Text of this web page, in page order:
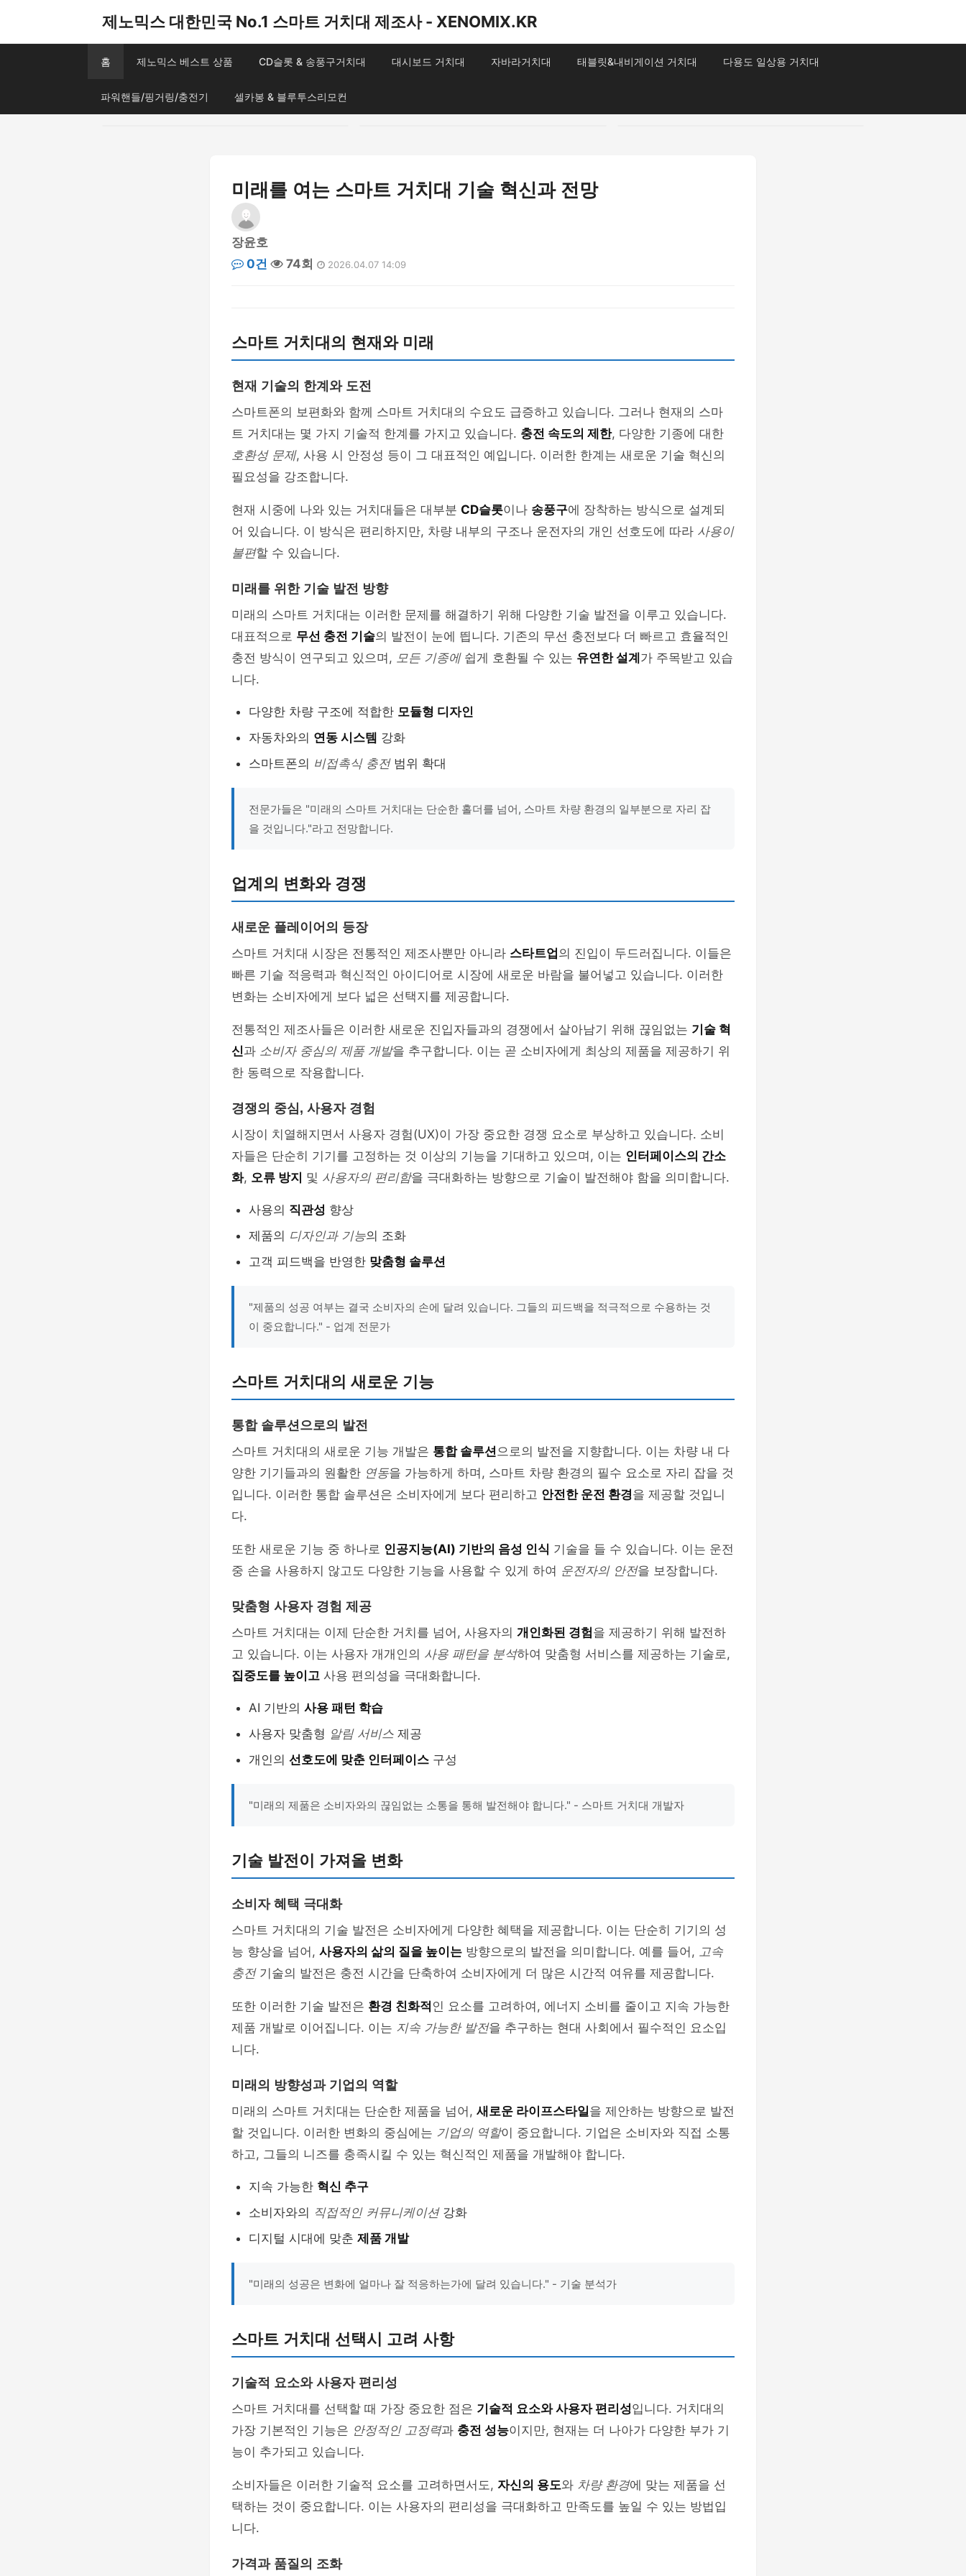
제노믹스 대한민국 No.1 스마트 거치대 제조사 - XENOMIX.KR
홈 제노믹스 베스트 상품 CD슬롯 & 송풍구거치대 대시보드 거치대 자바라거치대 태블릿&내비게이션 거치대 다용도 일상용 거치대
파워핸들/핑거링/충전기 셀카봉 & 블루투스리모컨
미래를 여는 스마트 거치대 기술 혁신과 전망
장윤호
0건
74회 2026.04.07 14:09
스마트 거치대의 현재와 미래
현재 기술의 한계와 도전
스마트폰의 보편화와 함께 스마트 거치대의 수요도 급증하고 있습니다. 그러나 현재의 스마
트 거치대는 몇 가지 기술적 한계를 가지고 있습니다. 충전 속도의 제한, 다양한 기종에 대한
호환성 문제, 사용 시 안정성 등이 그 대표적인 예입니다. 이러한 한계는 새로운 기술 혁신의
필요성을 강조합니다.
현재 시중에 나와 있는 거치대들은 대부분 CD슬롯이나 송풍구에 장착하는 방식으로 설계되
어 있습니다. 이 방식은 편리하지만, 차량 내부의 구조나 운전자의 개인 선호도에 따라 사용이
불편할 수 있습니다.
미래를 위한 기술 발전 방향
미래의 스마트 거치대는 이러한 문제를 해결하기 위해 다양한 기술 발전을 이루고 있습니다.
대표적으로 무선 충전 기술의 발전이 눈에 띕니다. 기존의 무선 충전보다 더 빠르고 효율적인
충전 방식이 연구되고 있으며, 모든 기종에쉽게 호환될 수 있는 유연한 설계 가 주목받고 있습
니다.
다양한 차량 구조에 적합한 모듈형 디자인
자동차와의 연동 시스템 강화
스마트폰의 비접촉식 충전범위 확대
전문가들은 "미래의 스마트 거치대는 단순한 홀더를 넘어, 스마트 차량 환경의 일부분으로 자리 잡
을 것입니다."라고 전망합니다.
업계의 변화와 경쟁
새로운 플레이어의 등장
스마트 거치대 시장은 전통적인 제조사뿐만 아니라 스타트업 의 진입이 두드러집니다. 이들은
빠른 기술 적응력과 혁신적인 아이디어로 시장에 새로운 바람을 불어넣고 있습니다. 이러한
변화는 소비자에게 보다 넓은 선택지를 제공합니다.
전통적인 제조사들은 이러한 새로운 진입자들과의 경쟁에서 살아남기 위해 끊임없는 기술 혁
신과 소비자 중심의 제품 개발을 추구합니다. 이는 곧 소비자에게 최상의 제품을 제공하기 위
한 동력으로 작용합니다.
경쟁의 중심, 사용자 경험
시장이 치열해지면서 사용자 경험(UX)이 가장 중요한 경쟁 요소로 부상하고 있습니다. 소비
자들은 단순히 기기를 고정하는 것 이상의 기능을 기대하고 있으며, 이는 인터페이스의 간소
화, 오류 방지 및 사용자의 편리함을 극대화하는 방향으로 기술이 발전해야 함을 의미합니다.
사용의 직관성 향상
제품의 디자인과 기능의 조화
고객 피드백을 반영한 맞춤형 솔루션
"제품의 성공 여부는 결국 소비자의 손에 달려 있습니다. 그들의 피드백을 적극적으로 수용하는 것
이 중요합니다." - 업계 전문가
스마트 거치대의 새로운 기능
통합 솔루션으로의 발전
스마트 거치대의 새로운 기능 개발은 통합 솔루션으로의 발전을 지향합니다. 이는 차량 내 다
양한 기기들과의 원활한 연동을 가능하게 하며, 스마트 차량 환경의 필수 요소로 자리 잡을 것
입니다. 이러한 통합 솔루션은 소비자에게 보다 편리하고 안전한 운전 환경을 제공할 것입니
다.
또한 새로운 기능 중 하나로 인공지능(AI) 기반의 음성 인식 기술을 들 수 있습니다. 이는 운전
중 손을 사용하지 않고도 다양한 기능을 사용할 수 있게 하여 운전자의 안전을 보장합니다.
맞춤형 사용자 경험 제공
스마트 거치대는 이제 단순한 거치를 넘어, 사용자의 개인화된 경험을 제공하기 위해 발전하
고 있습니다. 이는 사용자 개개인의 사용 패턴을 분석하여 맞춤형 서비스를 제공하는 기술로,
집중도를 높이고 사용 편의성을 극대화합니다.
AI 기반의 사용 패턴 학습
사용자 맞춤형 알림 서비스 제공
개인의 선호도에 맞춘 인터페이스 구성
"미래의 제품은 소비자와의 끊임없는 소통을 통해 발전해야 합니다." - 스마트 거치대 개발자
기술 발전이 가져올 변화
소비자 혜택 극대화
스마트 거치대의 기술 발전은 소비자에게 다양한 혜택을 제공합니다. 이는 단순히 기기의 성
능 향상을 넘어, 사용자의 삶의 질을 높이는 방향으로의 발전을 의미합니다. 예를 들어, 고속
충전기술의 발전은 충전 시간을 단축하여 소비자에게 더 많은 시간적 여유를 제공합니다.
또한 이러한 기술 발전은 환경 친화적 인 요소를 고려하여, 에너지 소비를 줄이고 지속 가능한
제품 개발로 이어집니다. 이는 지속 가능한 발전을 추구하는 현대 사회에서 필수적인 요소입
니다.
미래의 방향성과 기업의 역할
미래의 스마트 거치대는 단순한 제품을 넘어, 새로운 라이프스타일을 제안하는 방향으로 발전
할 것입니다. 이러한 변화의 중심에는 기업의 역할이 중요합니다. 기업은 소비자와 직접 소통
하고, 그들의 니즈를 충족시킬 수 있는 혁신적인 제품을 개발해야 합니다.
지속 가능한 혁신 추구
소비자와의 직접적인 커뮤니케이션강화
디지털 시대에 맞춘 제품 개발
"미래의 성공은 변화에 얼마나 잘 적응하는가에 달려 있습니다." - 기술 분석가
스마트 거치대 선택시 고려 사항
기술적 요소와 사용자 편리성
스마트 거치대를 선택할 때 가장 중요한 점은 기술적 요소와 사용자 편리성입니다. 거치대의
가장 기본적인 기능은 안정적인 고정력과 충전 성능이지만, 현재는 더 나아가 다양한 부가 기
능이 추가되고 있습니다.
소비자들은 이러한 기술적 요소를 고려하면서도, 자신의 용도와 차량 환경에 맞는 제품을 선
택하는 것이 중요합니다. 이는 사용자의 편리성을 극대화하고 만족도를 높일 수 있는 방법입
니다.
가격과 품질의 조화